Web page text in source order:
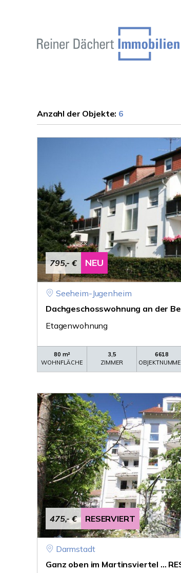
Anzahl der Objekte: 6
795,- € NEU
Seeheim-Jugenheim
Dachgeschosswohnung an der
Etagenwohnung
80 m²
WOHNFLÄCHE
3,5
ZIMMER
6618
475,- € RESERVIERT
Darmstadt
Ganz oben im Martinsviertel ...